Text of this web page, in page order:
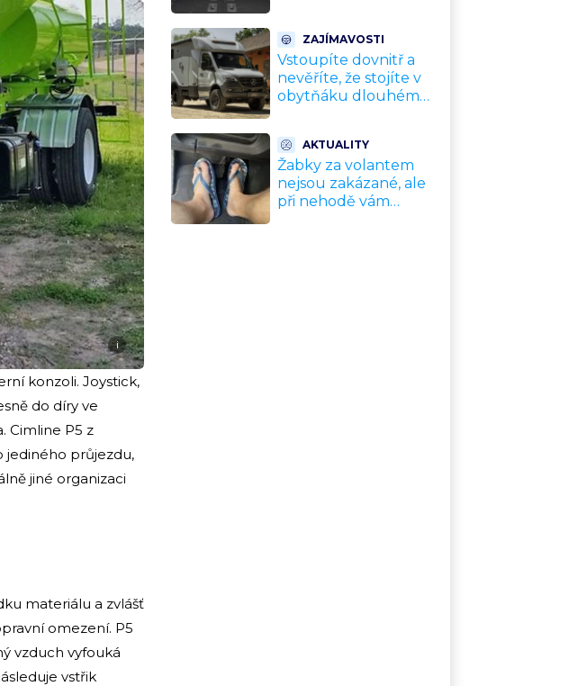
i
konzoli. Joystick,
do díry ve
Cimline P5 z
jediného průjezdu,
jiné organizaci
materiálu a zvlášť
omezení. P5
vzduch vyfouká
vstřik
kompaktního SUV
ZAJÍMAVOSTI
Vstoupíte dovnitř a
nevěříte, že stojíte v
obytňáku dlouhém
mění představy o
kempování
AKTUALITY
Žabky za volantem
nejsou zakázané, ale
při nehodě vám